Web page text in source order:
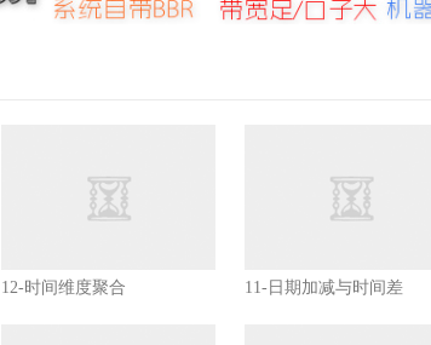
12-时间维度聚合 11-日期加减与时间差